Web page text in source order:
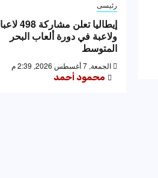
رئيسى
إيطاليا تعلن مشاركة 498 لاعبا
ولاعبة في دورة ألعاب البحر
المتوسط
الجمعة, 7 أغسطس 2026, 2:39 م
محمود أحمد